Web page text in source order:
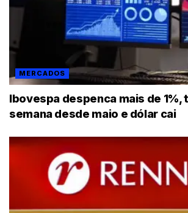
MERCADOS
Ibovespa despenca mais de 1%,
semana desde maio e dólar cai